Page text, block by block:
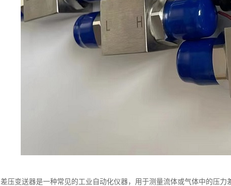
差压变送器是一种常见的工业自动化仪器，用于测量流体或气体中的压力